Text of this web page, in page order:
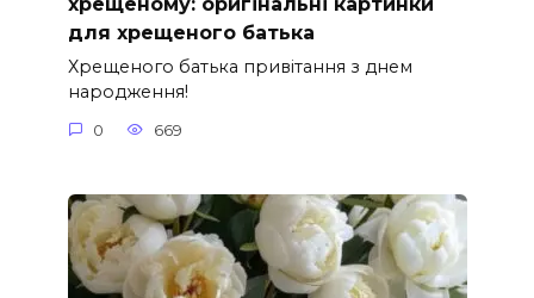
для хрещеного батька
Хрещеного батька привітання з днем
народження!
0 669